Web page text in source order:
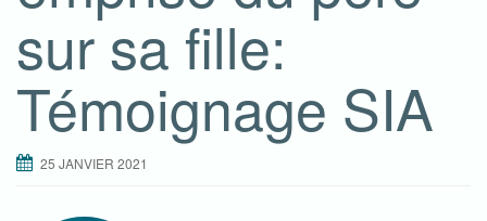
sur sa fille:
Témoignage SIA
25 JANVIER 2021